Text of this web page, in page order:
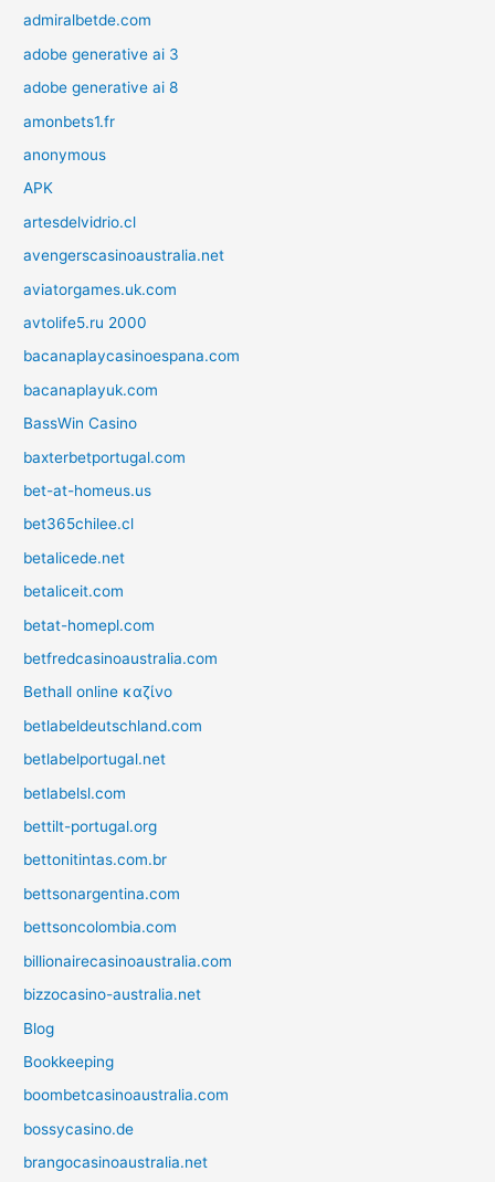
admiralbetde.com
adobe generative ai 3
adobe generative ai 8
amonbets1.fr
anonymous
APK
artesdelvidrio.cl
avengerscasinoaustralia.net
aviatorgames.uk.com
avtolife5.ru 2000
bacanaplaycasinoespana.com
bacanaplayuk.com
BassWin Casino
baxterbetportugal.com
bet-at-homeus.us
bet365chilee.cl
betalicede.net
betaliceit.com
betat-homepl.com
betfredcasinoaustralia.com
Bethall online καζίνο
betlabeldeutschland.com
betlabelportugal.net
betlabelsl.com
bettilt-portugal.org
bettonitintas.com.br
bettsonargentina.com
bettsoncolombia.com
billionairecasinoaustralia.com
bizzocasino-australia.net
Blog
Bookkeeping
boombetcasinoaustralia.com
bossycasino.de
brangocasinoaustralia.net